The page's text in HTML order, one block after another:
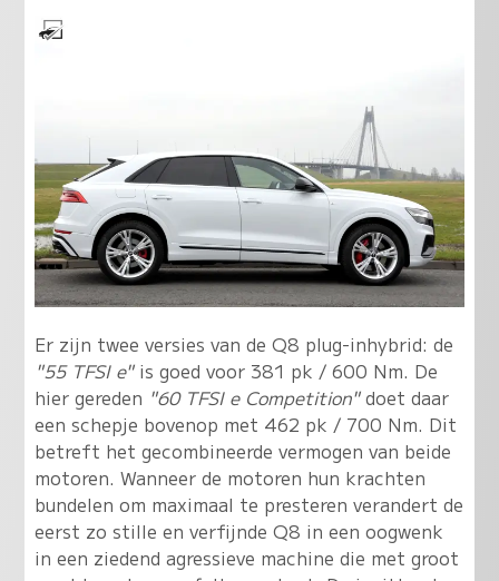
Er zijn twee versies van de Q8 plug-inhybrid: de
"55 TFSI e"is goed voor 381 pk / 600 Nm. De
hier gereden "60 TFSI e Competition"doet daar
een schepje bovenop met 462 pk / 700 Nm. Dit
betreft het gecombineerde vermogen van beide
motoren. Wanneer de motoren hun krachten
bundelen om maximaal te presteren verandert de
eerst zo stille en verfijnde Q8 in een oogwenk
in een ziedend agressieve machine die met groot